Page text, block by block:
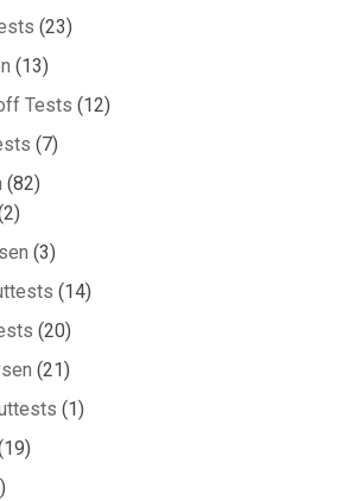
2323
1313
Produkte
Tests 1212
77
8282
22
Produkte
33
Produkte
1414
2020
Produkte
2121
Produkte
11
1919